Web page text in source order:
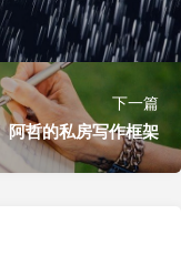
下一篇
阿哲的私房写作框架